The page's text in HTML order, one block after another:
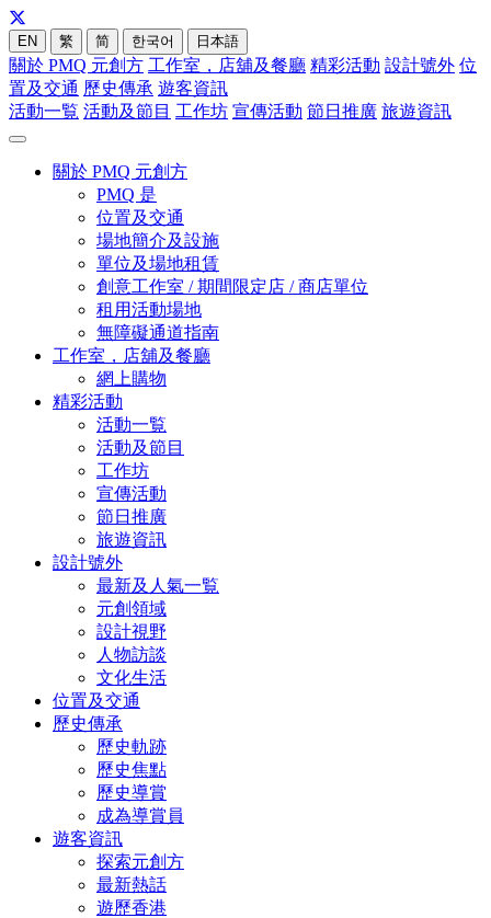
EN 繁 简 한국어 日本語
關於 PMQ 元創方 工作室，店舖及餐廳 精彩活動 設計號外 位
置及交通 歷史傳承 遊客資訊
活動一覧 活動及節目 工作坊 宣傳活動 節日推廣 旅遊資訊
關於 PMQ 元創方
PMQ 是
位置及交通
場地簡介及設施
單位及場地租賃
創意工作室 / 期間限定店 / 商店單位
租用活動場地
無障礙通道指南
工作室，店舖及餐廳
網上購物
精彩活動
活動一覧
活動及節目
工作坊
宣傳活動
節日推廣
旅遊資訊
設計號外
最新及人氣一覧
元創領域
設計視野
人物訪談
文化生活
位置及交通
歷史傳承
歷史軌跡
歷史焦點
歷史導賞
成為導賞員
遊客資訊
探索元創方
最新熱話
遊歷香港